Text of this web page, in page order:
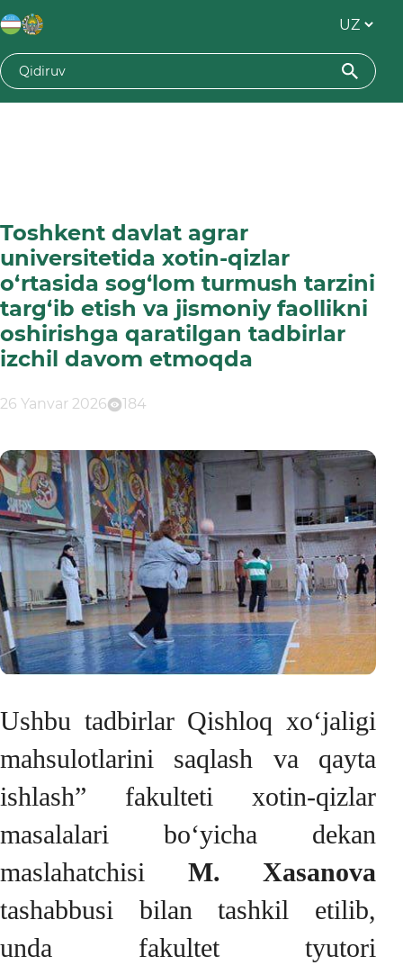
Toshkent davlat agrar
universitetida xotin-qizlar
o‘rtasida sog‘lom turmush tarzini
targ‘ib etish va jismoniy faollikni
oshirishga qaratilgan tadbirlar
izchil davom etmoqda
26 Yanvar 2026 184
Ushbu tadbirlar Qishloq xo‘jaligi
mahsulotlarini saqlash va qayta
ishlash” fakulteti xotin-qizlar
masalalari bo‘yicha dekan
maslahatchisi M. Xasanova
tashabbusi bilan tashkil etilib,
unda fakultet tyutori